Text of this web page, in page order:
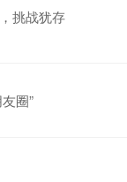
挑战犹存
圈”